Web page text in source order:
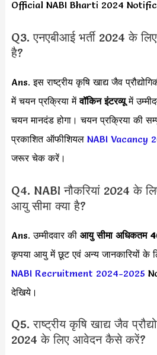
Official NABI Bharti 2024
Q3. एनएबीआई भर्ती 2024 के
है?
Ans. इस राष्ट्रीय कृषि खाद्य जैव
में चयन प्रक्रिया मेंवॉकिन इंटरव्यूमें
चयन मानदंड होगा। चयन प्रक्रिया की
प्रकाशित ऑफीशियल NABI Vacancy
जरूर चेक करें।
Q4. NABI नौकरियां 2024 के
आयु सीमा क्या है?
Ans. उम्मीदवार की आयु सीमा अधिकतम
कृपया आयु में छूट एवं अन्य जानकारियों के
NABI Recruitment 2024-2025
देखिये।
Q5. राष्ट्रीय कृषि खाद्य जैव
2024 के लिए आवेदन कैसे करें?